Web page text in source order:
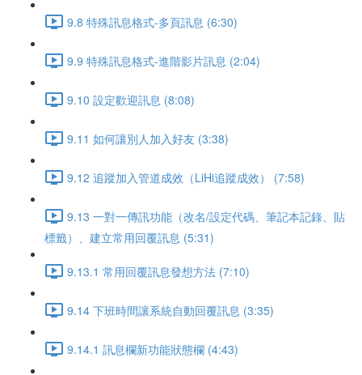
9.8 特殊訊息格式-多頁訊息 (6:30)
9.9 特殊訊息格式-進階影片訊息 (2:04)
9.10 設定歡迎訊息 (8:08)
9.11 如何讓別人加入好友 (3:38)
9.12 追蹤加入管道成效（LiHi追蹤成效） (7:58)
9.13 一對一傳訊功能（改名/設定代碼、筆記本記錄、貼
標籤）、建立常用回覆訊息 (5:31)
9.13.1 常用回覆訊息發想方法 (7:10)
9.14 下班時間讓系統自動回覆訊息 (3:35)
9.14.1 訊息欄新功能狀態欄 (4:43)